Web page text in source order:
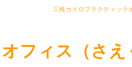
三枝カイロプラクティック
フィス（さえ